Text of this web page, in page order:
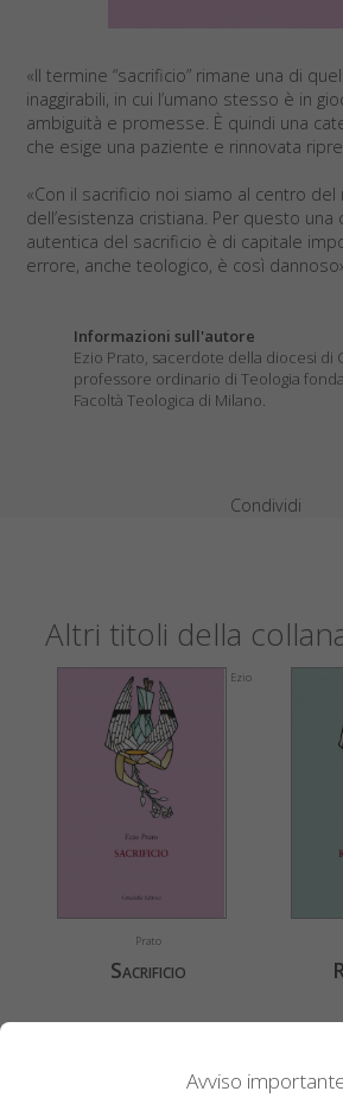
«Il termine “sacrificio” rimane una di
inaggirabili, in cui l’umano stesso è in
ambiguità e promesse. È quindi una
che esige una paziente e rinnovata
«Con il sacrificio noi siamo al centro
dell’esistenza cristiana. Per questo
autentica del sacrificio è di capitale
errore, anche teologico, è così
Informazioni sull'autore
Ezio Prato, sacerdote della diocesi di
professore ordinario di Teologia
Facoltà Teologica di Milano.
Condividi
Altri titoli della
Ezio
Prato
Sacrificio
€ 14,73
Avviso